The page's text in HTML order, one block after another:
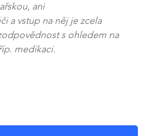
ani
a vstup na něj je zcela
s ohledem na
medikaci.